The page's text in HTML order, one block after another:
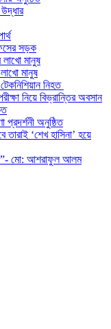
সড়ক
লাখো মানুষ
মানুষ
নিহত
নিয়ে বিভ্রান্তির অবসান
প্রদর্শনী অনুষ্ঠিত
‘শেখ হাসিনা’ হয়ে
মো: আশরাফুল আলম